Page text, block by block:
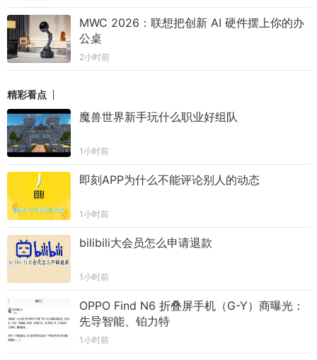
MWC 2026：联想把创新 AI 硬件摆上你的办
公桌
2小时前
精彩看点
魔兽世界新手玩什么职业好组队
1小时前
即刻APP为什么不能评论别人的动态
1小时前
bilibili大会员怎么申请退款
1小时前
OPPO Find N6 折叠屏手机（G-Y）商曝光：
先导智能、铂力特
1小时前